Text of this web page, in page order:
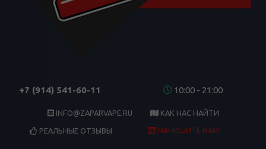
+7 (914) 541-60-11 10:00 - 21:00
INFO@ZAPARVAPE.RU КАК НАС НАЙТИ
РЕАЛЬНЫЕ ОТЗЫВЫ НАПИШИТЕ НАМ